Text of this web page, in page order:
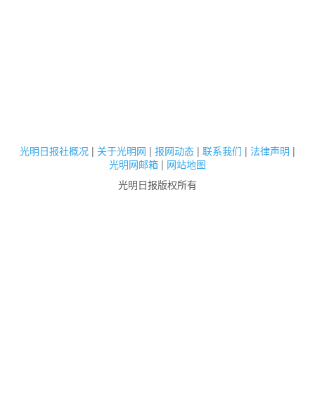
光明日报社概况 | 关于光明网 | 报网动态 | 联系我们 | 法律声明 |
光明网邮箱 | 网站地图
光明日报版权所有